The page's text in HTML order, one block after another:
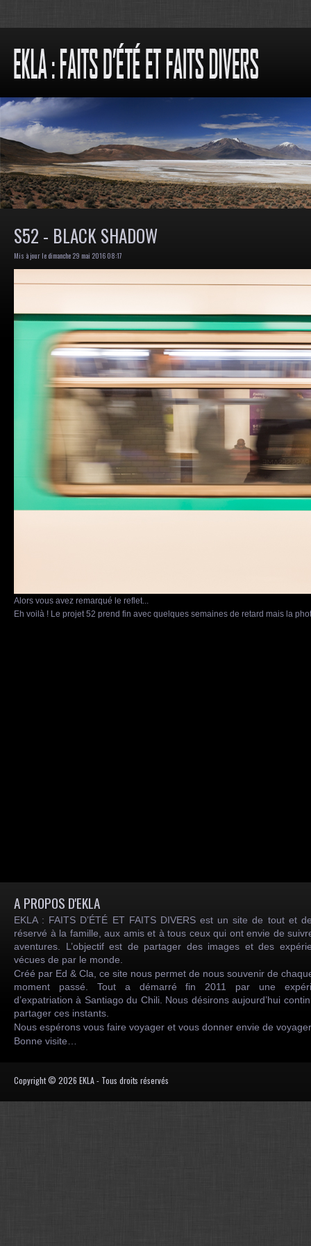
S52 - BLACK SHADOW
Mis à jour le dimanche 29 mai 2016 08:17
Alors vous avez remarqué le reflet...
Eh voilà ! Le projet 52 prend fin avec quelques semaines de retard mais la
A PROPOS D'EKLA
EKLA : FAITS D’ÉTÉ ET FAITS DIVERS est un site de tout et
réservé à la famille, aux amis et à tous ceux qui ont envie de
aventures. L’objectif est de partager des images et des
vécues de par le monde.
Créé par Ed & Cla, ce site nous permet de nous souvenir de
moment passé. Tout a démarré fin 2011 par une
d’expatriation à Santiago du Chili. Nous désirons aujourd’hui
partager ces instants.
Nous espérons vous faire voyager et vous donner envie de
Bonne visite…
Copyright © 2026 EKLA - Tous droits réservés